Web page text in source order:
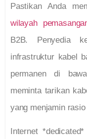
Pastikan Anda
wilayah
B2B. Penyedia
infrastruktur kabel
permanen di
meminta tarikan
yang menjamin
Internet